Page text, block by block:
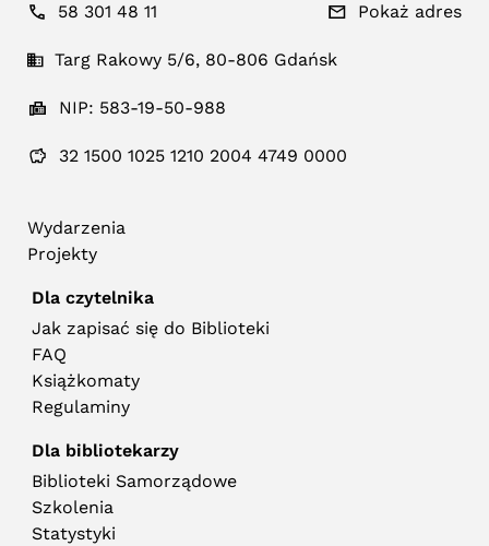
58 301 48 11 Pokaż adres
Targ Rakowy 5/6, 80-806 Gdańsk
NIP: 583-19-50-988
32 1500 1025 1210 2004 4749 0000
Wydarzenia
Projekty
Dla czytelnika
Jak zapisać się do Biblioteki
FAQ
Książkomaty
Regulaminy
Dla bibliotekarzy
Biblioteki Samorządowe
Szkolenia
Statystyki